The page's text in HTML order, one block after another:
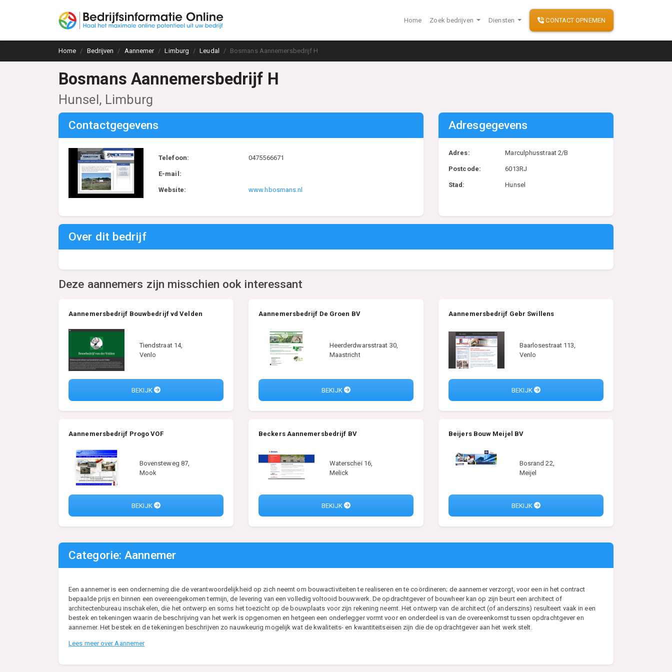
Home Zoek bedrijven Diensten CONTACT OPNEMEN
Home Bedrijven Aannemer Limburg Leudal Bosmans Aannemersbedrijf H
Bosmans Aannemersbedrijf H
Hunsel, Limburg
Contactgegevens
Telefoon: 0475566671
E-mail:
Website: www.hbosmans.nl
Adresgegevens
Adres: Marculphusstraat 2/B
Postcode: 6013RJ
Stad: Hunsel
Over dit bedrijf
Deze aannemers zijn misschien ook interessant
Aannemersbedrijf Bouwbedrijf vd Velden
Tiendstraat 14,
Venlo
BEKIJK
Aannemersbedrijf De Groen BV
Heerderdwarsstraat 30,
Maastricht
BEKIJK
Aannemersbedrijf Gebr Swillens
Baarlosestraat 113,
Venlo
BEKIJK
Aannemersbedrijf Progo VOF
Bovensteweg 87,
Mook
BEKIJK
Beckers Aannemersbedrijf BV
Waterschei 16,
Melick
BEKIJK
Beijers Bouw Meijel BV
Bosrand 22,
Meijel
BEKIJK
Categorie: Aannemer
Een aannemer is een onderneming die de verantwoordelijkheid op zich neemt om bouwactiviteiten te realiseren en te coördineren; de aannemer verzorgt, voor een in het contract
bepaalde prijs en binnen een overeengekomen termijn, de levering van een volledig voltooid bouwwerk. De opdrachtgever of bouwheer kan op zijn beurt een architect of
architectenbureau inschakelen, die het ontwerp en soms het toezicht op de bouwplaats voor zijn rekening neemt. Het ontwerp van de architect (of anderszins) resulteert vaak in een
bestek en tekeningen waarin de beschrijving van het werk is opgenomen en hetgeen een onderlegger vormt voor en onderdeel is van de overeenkomst tussen opdrachtgever en
aannemer. Het bestek en de tekeningen beschrijven zo nauwkeurig mogelijk wat de kwaliteits- en kwantiteitseisen zijn die de opdrachtgever aan het werk stelt.
Lees meer over Aannemer